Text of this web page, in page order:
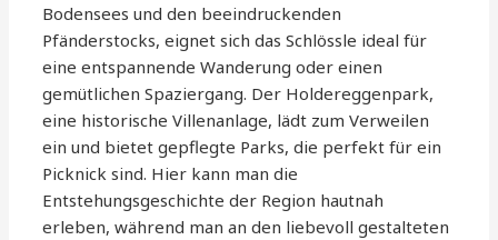
Bodensees und den beeindruckenden
Pfänderstocks, eignet sich das Schlössle ideal für
eine entspannende Wanderung oder einen
gemütlichen Spaziergang. Der Holdereggenpark,
eine historische Villenanlage, lädt zum Verweilen
ein und bietet gepflegte Parks, die perfekt für ein
Picknick sind. Hier kann man die
Entstehungsgeschichte der Region hautnah
erleben, während man an den liebevoll gestalteten